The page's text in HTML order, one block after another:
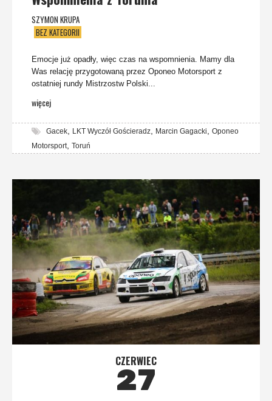
SZYMON KRUPA
BEZ KATEGORII
Emocje już opadły, więc czas na wspomnienia. Mamy dla
Was relację przygotowaną przez Oponeo Motorsport z
ostatniej rundy Mistrzostw Polski...
więcej
Gacek LKT Wyczół Gościeradz Marcin Gagacki
Oponeo
Motorsport Toruń
CZERWIEC
27